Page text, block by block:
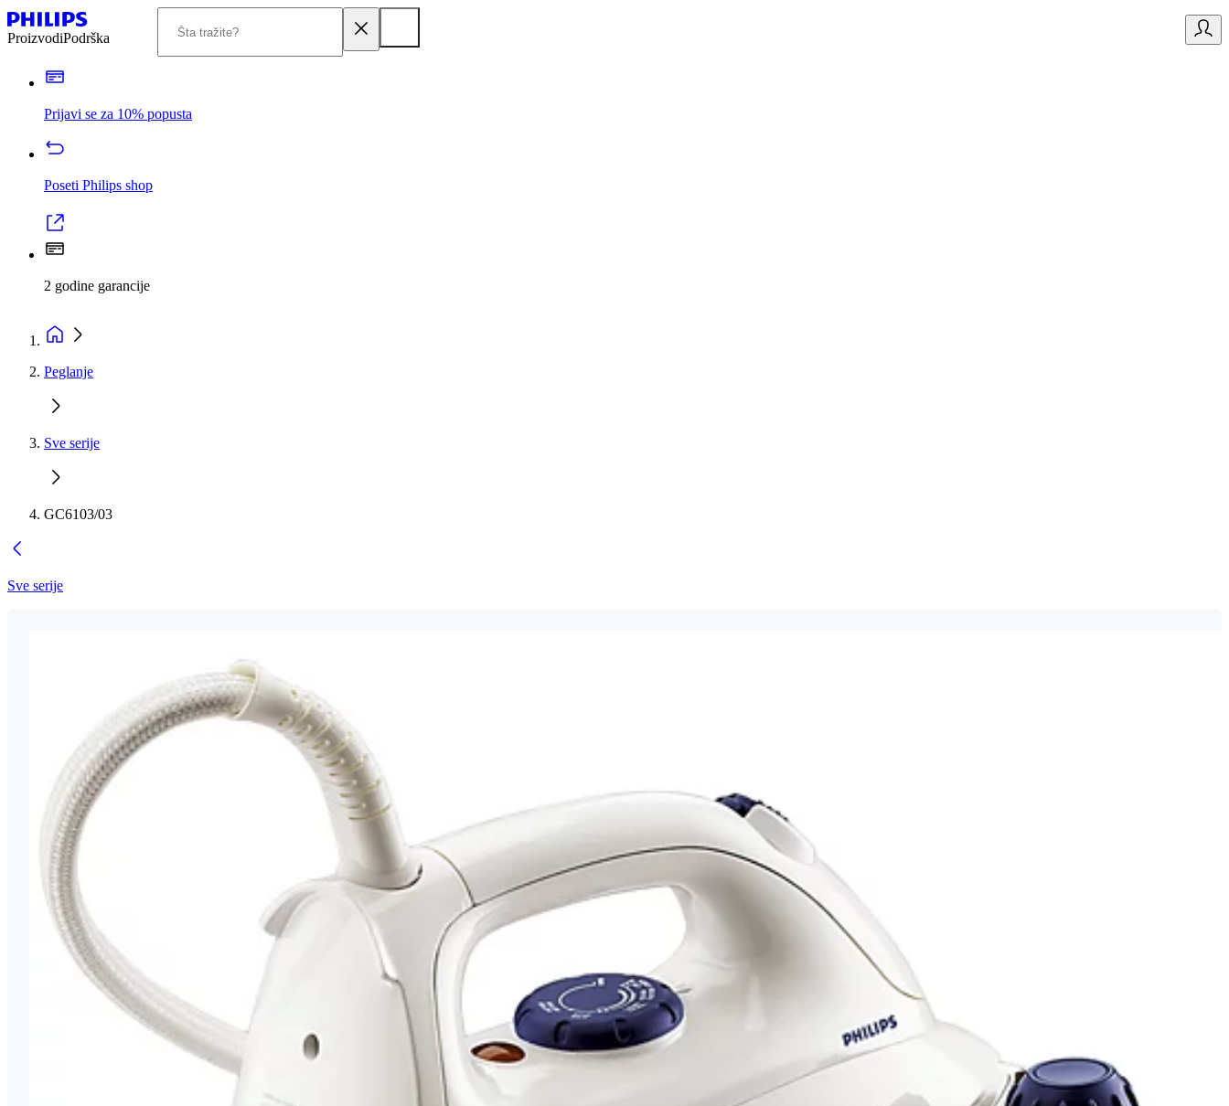
ProizvodiPodrška
Prijavi se za 10% popusta
Poseti Philips shop
2 godine garancije
Peglanje
Sve serije
GC6103/03
Sve serije